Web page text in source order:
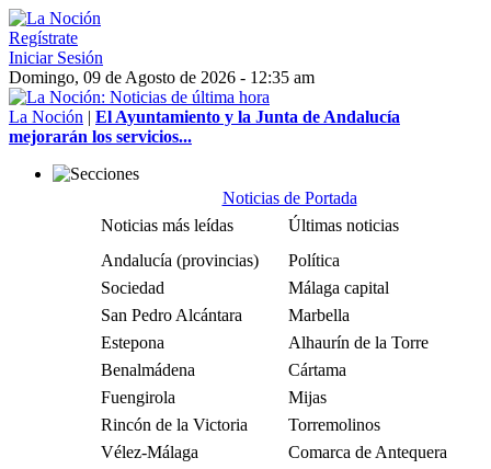
Regístrate
Iniciar Sesión
Domingo, 09 de Agosto de 2026 - 12:35 am
La Noción | El Ayuntamiento y la Junta de Andalucía
mejorarán los servicios...
Noticias de Portada
Noticias más leídas
Últimas noticias
Andalucía (provincias)
Política
Sociedad
Málaga capital
San Pedro Alcántara
Marbella
Estepona
Alhaurín de la Torre
Benalmádena
Cártama
Fuengirola
Mijas
Rincón de la Victoria
Torremolinos
Vélez-Málaga
Comarca de Antequera